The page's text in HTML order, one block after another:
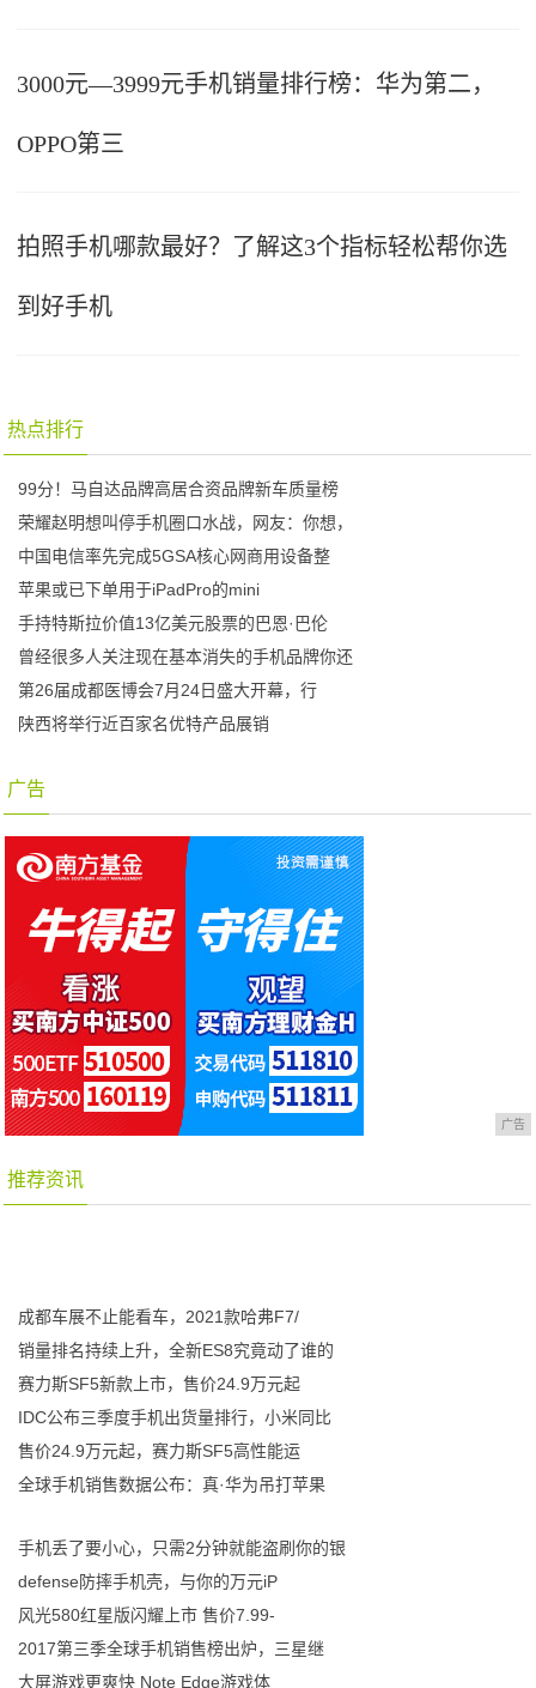
3000元—3999元手机销量排行榜：华为第二，
OPPO第三
拍照手机哪款最好？了解这3个指标轻松帮你选
到好手机
热点排行
99分！马自达品牌高居合资品牌新车质量榜
荣耀赵明想叫停手机圈口水战，网友：你想，
中国电信率先完成5GSA核心网商用设备整
苹果或已下单用于iPadPro的mini
手持特斯拉价值13亿美元股票的巴恩·巴伦
曾经很多人关注现在基本消失的手机品牌你还
第26届成都医博会7月24日盛大开幕，行
陕西将举行近百家名优特产品展销
广告
广告
推荐资讯
成都车展不止能看车，2021款哈弗F7/
销量排名持续上升，全新ES8究竟动了谁的
赛力斯SF5新款上市，售价24.9万元起
IDC公布三季度手机出货量排行，小米同比
售价24.9万元起，赛力斯SF5高性能运
全球手机销售数据公布：真·华为吊打苹果
手机丢了要小心，只需2分钟就能盗刷你的银
defense防摔手机壳，与你的万元iP
风光580红星版闪耀上市 售价7.99-
2017第三季全球手机销售榜出炉，三星继
大屏游戏更爽快 Note Edge游戏体